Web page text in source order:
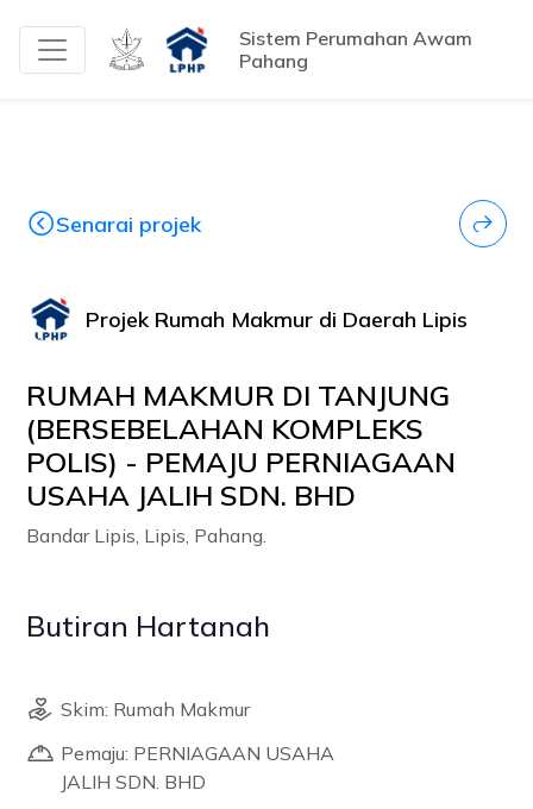
Sistem Perumahan Awam
Pahang
Senarai projek
Projek Rumah Makmur di Daerah Lipis
RUMAH MAKMUR DI TANJUNG
(BERSEBELAHAN KOMPLEKS
POLIS) - PEMAJU PERNIAGAAN
USAHA JALIH SDN. BHD
Bandar Lipis, Lipis, Pahang.
Butiran Hartanah
Skim: Rumah Makmur
Pemaju: PERNIAGAAN USAHA
JALIH SDN. BHD